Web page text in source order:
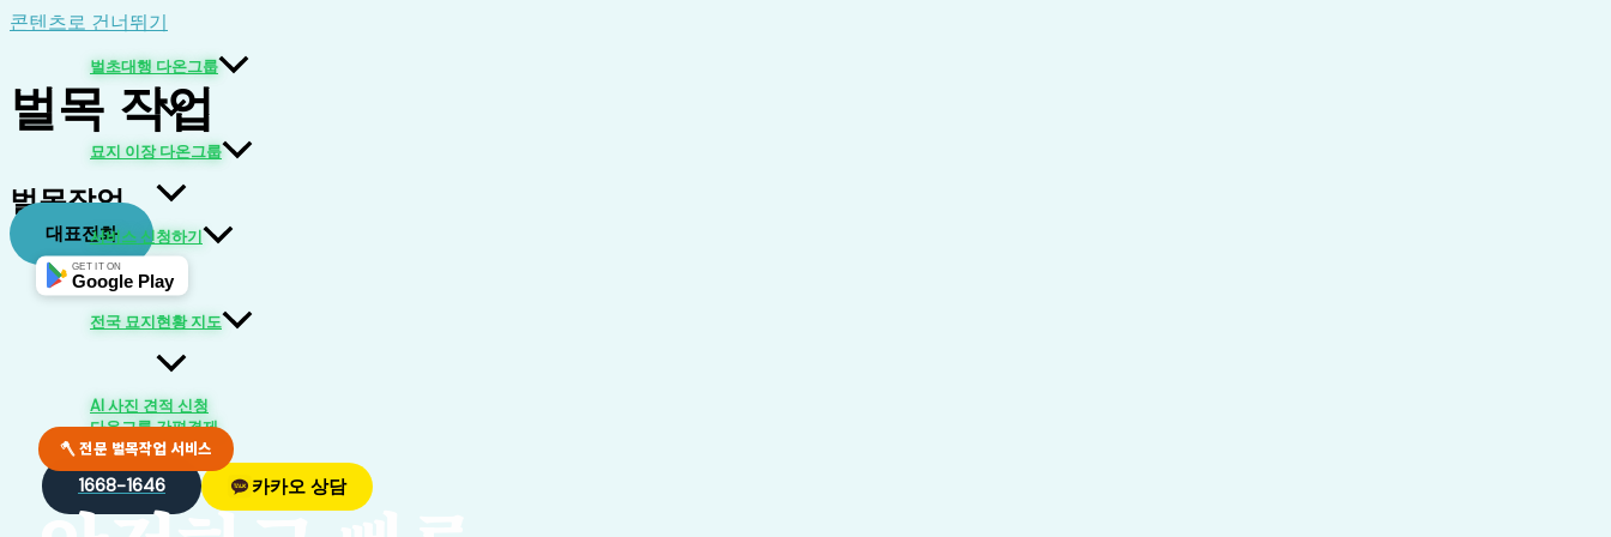
콘텐츠로 건너뛰기
벌초대행 다온그룹
묘지 이장 다온그룹
서비스 신청하기
전국 묘지현황 지도
AI 사진 견적 신청
다온그룹 간편결제
1668-1646 카카오 상담
GET IT ON
Google Play
벌목 작업
벌목작업
대표전화
🪓 전문 벌목작업 서비스